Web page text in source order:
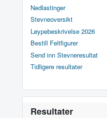
Nedlastinger
Stevneoversikt
Løypebeskrivelse 2026
Bestill Feltfigurer
Send inn Stevneresultat
Tidligere resultater
Resultater